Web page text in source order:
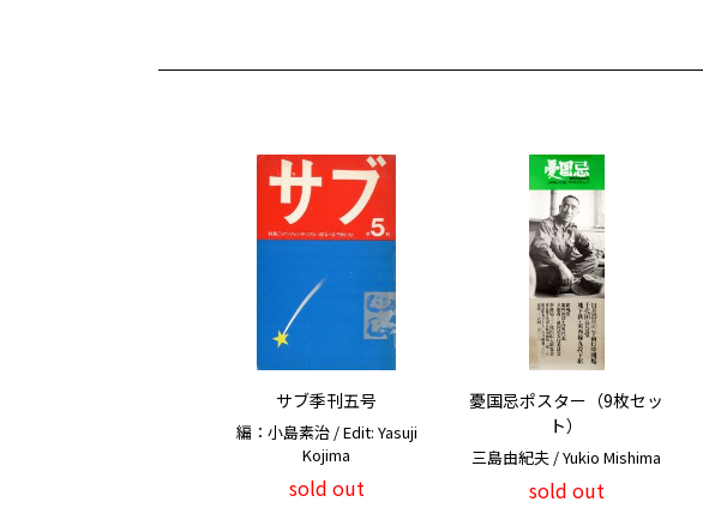
サブ季刊五号
編：小島素治 / Edit: Yasuji
Kojima
sold out
憂国忌ポスター（9枚セッ
ト）
三島由紀夫 / Yukio Mishima
sold out